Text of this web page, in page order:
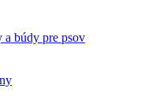
a búdy pre psov